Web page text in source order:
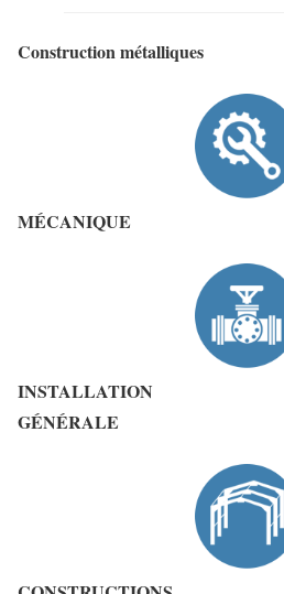
Construction métalliques
MÉCANIQUE
INSTALLATION
GÉNÉRALE